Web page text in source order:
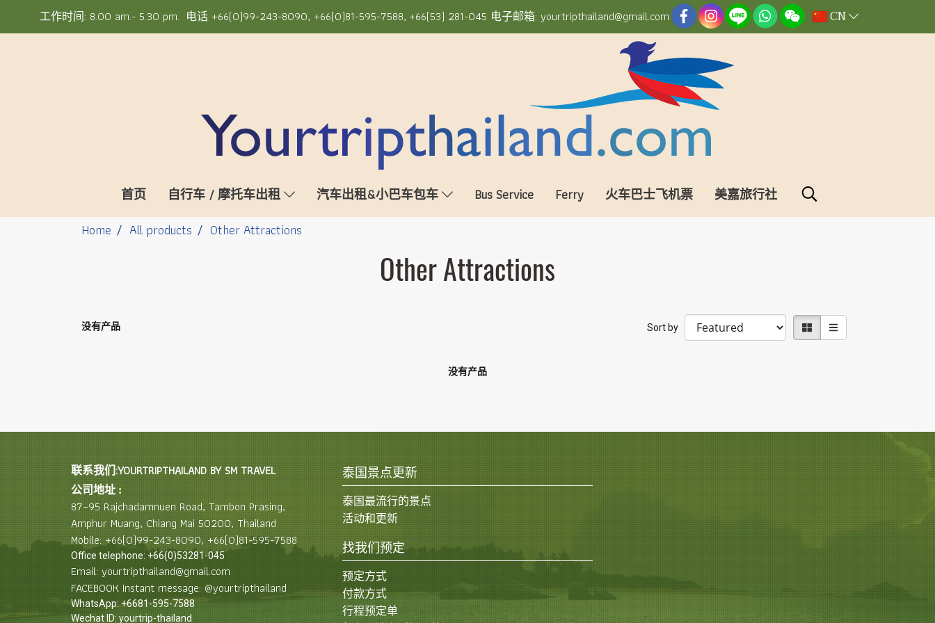
工作时间: 8.00 am.- 5.30 pm. 电话 +66(0)99-243-8090, +66(0)81-595-7588, +66(53) 281-045 电子邮箱: yourtripthailand@gmail.com CN
首页 自行车 / 摩托车出租 汽车出租&小巴车包车 Bus Service Ferry 火车巴士飞机票
美嘉旅行社
Home
All products Other Attractions
Other Attractions
没有产品 Sort by
没有产品
联系我们:YOURTRIPTHAILAND BY SM TRAVEL
公司地址 :
87–95 Rajchadamnuen Road, Tambon Prasing,
Amphur Muang, Chiang Mai 50200, Thailand
Mobile: +66(0)99-243-8090, +66(0)81-595-7588
Office telephone: +66(0)53281-045
Email: yourtripthailand@gmail.com
FACEBOOK Instant message: @yourtripthailand
WhatsApp: +6681-595-7588
Wechat ID: yourtrip-thailand
泰国景点更新
泰国最流行的景点
活动和更新
找我们预定
预定方式
付款方式
行程预定单